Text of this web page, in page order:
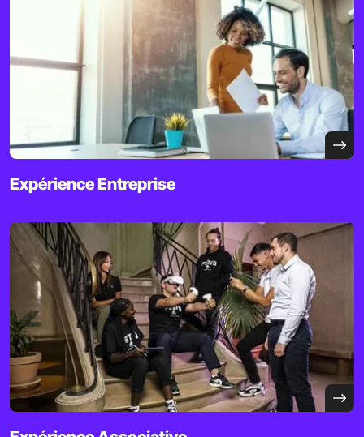
ExpérienceEntreprise